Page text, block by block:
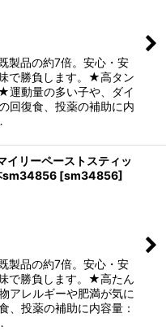
製品の約7倍。安心・安
で勝負します。★高タン
運動量の多い子や、ダイ
回復食、投薬の補助に内
イリーペーストスティッ
sm34856 [sm34856]
製品の約7倍。安心・安
で勝負します。★高たん
アレルギーや肥満が気に
投薬の補助に内容量：